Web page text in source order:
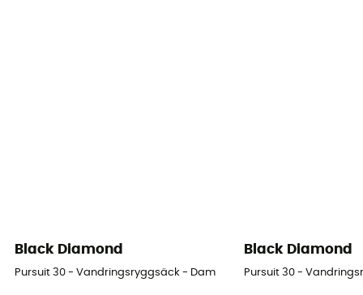
Black Diamond
Pursuit 30 - Vandringsryggsäck - Dam
Black Diamond
Pursuit 30 -